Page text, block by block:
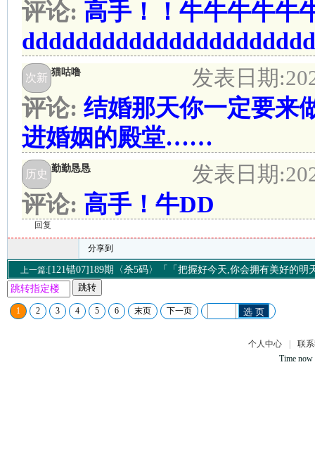
评论: 高手！！牛牛牛牛牛
次新 猫咕噜 发表日期:
评论: 结婚那天你一定要来
进婚姻的殿堂……
历史 勤勤恳恳 发表日期:
评论: 高手！牛DD
回复
分享到
上一篇:[121错07]189期〈杀5码〉「「把握好今天,你会拥有美好的明
跳转
1 2 3 4 5 6 末页 下一页 选 页
个人中心 |
联
Time now